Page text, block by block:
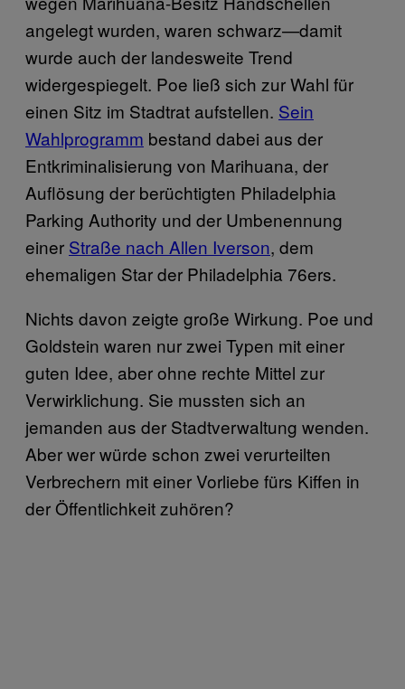
angelegt wurden, waren schwarz—damit
wurde auch der landesweite Trend
widergespiegelt. Poe ließ sich zur Wahl für
einen Sitz im Stadtrat aufstellen. Sein
Wahlprogramm bestand dabei aus der
Entkriminalisierung von Marihuana, der
Auflösung der berüchtigten Philadelphia
Parking Authority und der Umbenennung
einer Straße nach Allen Iverson, dem
ehemaligen Star der Philadelphia 76ers.
Nichts davon zeigte große Wirkung. Poe und
Goldstein waren nur zwei Typen mit einer
guten Idee, aber ohne rechte Mittel zur
Verwirklichung. Sie mussten sich an
jemanden aus der Stadtverwaltung wenden.
Aber wer würde schon zwei verurteilten
Verbrechern mit einer Vorliebe fürs Kiffen in
der Öffentlichkeit zuhören?